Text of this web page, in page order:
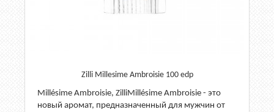
Zilli Millesime Ambroisie 100 edp
Millésime Ambroisie, ZilliMillésime Ambroisie - это
новый аромат, предназначенный для мужчин от